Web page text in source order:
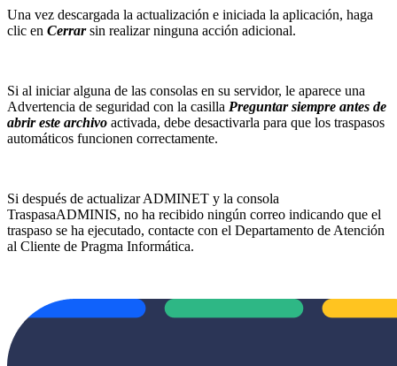
Una vez descargada la actualización e iniciada la aplicación, haga
clic en Cerrarsin realizar ninguna acción adicional.
Si al iniciar alguna de las consolas en su servidor, le aparece una
Advertencia de seguridad con la casilla Preguntar siempre antes de
abrir este archivo activada, debe desactivarla para que los traspasos
automáticos funcionen correctamente.
Si después de actualizar ADMINET y la consola
TraspasaADMINIS, no ha recibido ningún correo indicando que el
traspaso se ha ejecutado, contacte con el Departamento de Atención
al Cliente de Pragma Informática.